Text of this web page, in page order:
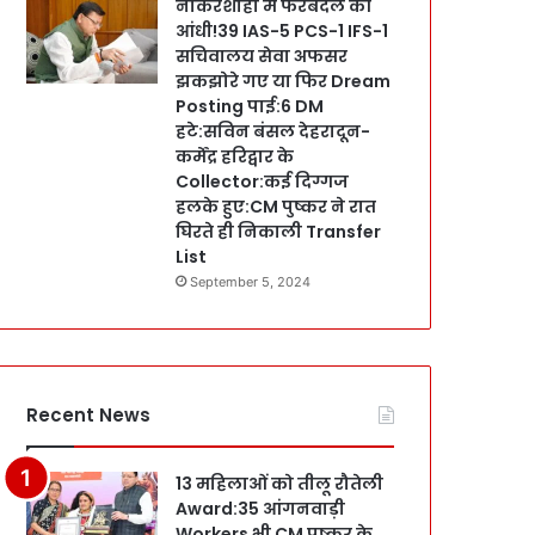
नौकरशाही में फेरबदल की
आंधी!39 IAS-5 PCS-1 IFS-1
सचिवालय सेवा अफसर
झकझोरे गए या फिर Dream
Posting पाई:6 DM
हटे:सविन बंसल देहरादून-
कर्मेंद्र हरिद्वार के
Collector:कई दिग्गज
हलके हुए:CM पुष्कर ने रात
घिरते ही निकाली Transfer
List
September 5, 2024
Recent News
13 महिलाओं को तीलू रौतेली
Award:35 आंगनवाड़ी